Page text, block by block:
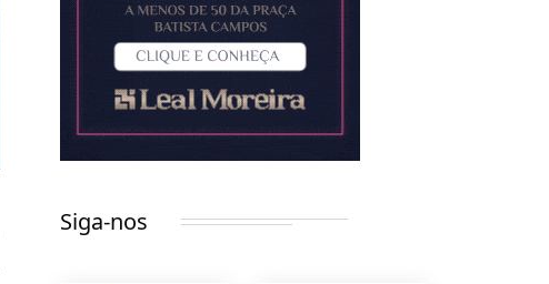
Siga-nos